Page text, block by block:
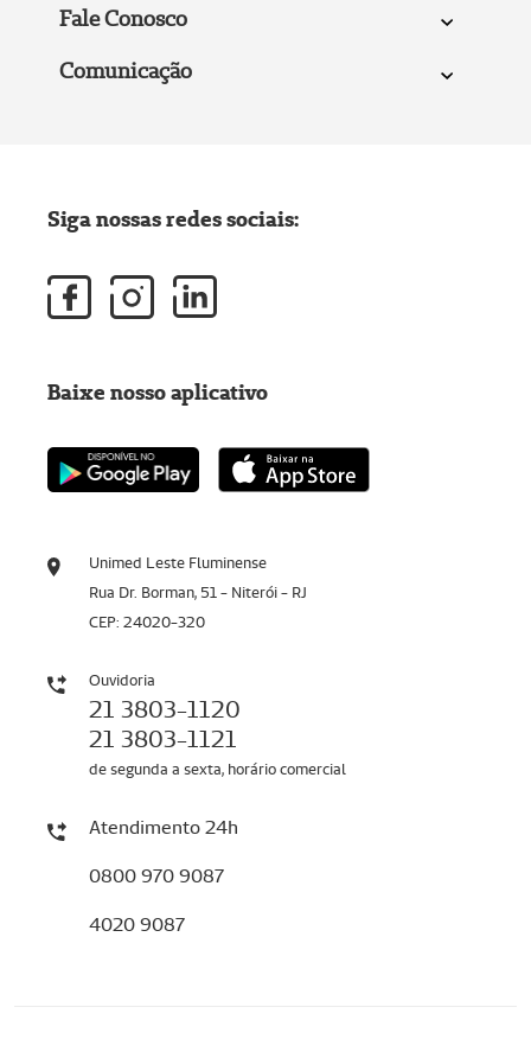
Fale Conosco
Comunicação
Unimed Leste Fluminense
Rua Dr. Borman, 51 - Niterói - RJ
CEP: 24020-320
Ouvidoria
21 3803-1120
21 3803-1121
de segunda a sexta, horário comercial
Atendimento 24h
0800 970 9087
4020 9087
Siga nossas redes sociais:
Baixe nosso aplicativo